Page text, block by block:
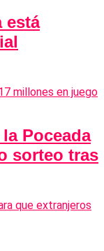
está
Poceada
sorteo tras